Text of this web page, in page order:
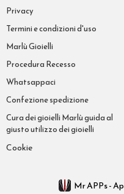
Privacy
Termini e condizioni d'uso
Marlù Gioielli
Procedura Recesso
Whatsappaci
Confezione spedizione
Cura dei gioielli Marlù guida al
giusto utilizzo dei gioielli
Cookie
Mr APPs -